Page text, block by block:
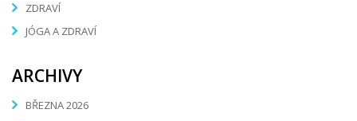
ZDRAVÍ
JÓGA A ZDRAVÍ
ARCHIVY
BŘEZNA 2026